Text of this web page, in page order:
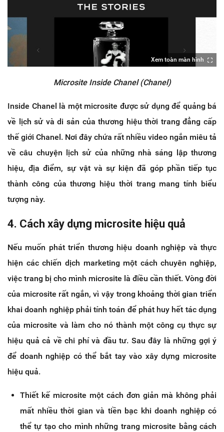
Xem toàn màn hình
Microsite Inside Chanel (Chanel)
Inside Chanel là một microsite được sử dụng để quảng bá
về lịch sử và di sản của thương hiệu thời trang đẳng cấp
thế giới Chanel. Nơi đây chứa rất nhiều video ngắn miêu tả
về câu chuyện lịch sử của những nhà sáng lập thương
hiệu, địa điểm, sự vật và sự kiện đã góp phần tiếp tục
thành công của thương hiệu thời trang mang tính biểu
tượng này.
4. Cách xây dựng microsite hiệu quả
Nếu muốn phát triển thương hiệu doanh nghiệp và thực
hiện các chiến dịch marketing một cách chuyên nghiệp,
việc trang bị cho mình microsite là điều cần thiết. Vòng đời
của microsite rất ngắn, vì vậy trong khoảng thời gian triển
khai doanh nghiệp phải tính toán để phát huy hết tác dụng
của microsite và làm cho nó thành một công cụ thực sự
hiệu quả cả về chi phí và đầu tư. Sau đây là những gợi ý
để doanh nghiệp có thể bắt tay vào xây dựng microsite
hiệu quả.
Thiết kế microsite một cách đơn giản mà không phải
mất nhiều thời gian và tiền bạc khi doanh nghiệp có
thể tự tạo cho mình những trang microsite bằng cách